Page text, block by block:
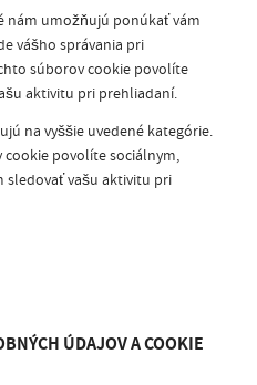
nám umožňujú ponúkať vám
vášho správania pri
súborov cookie povolíte
aktivitu pri prehliadaní.
na vyššie uvedené kategórie.
povolíte sociálnym,
sledovať vašu aktivitu pri
ÚDAJOV A COOKIE